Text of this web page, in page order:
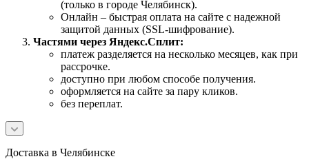
(только в городе Челябинск).
Онлайн – быстрая оплата на сайте с надежной
защитой данных (SSL-шифрование).
Частями через Яндекс.Сплит:
платеж разделяется на несколько месяцев, как при
рассрочке.
доступно при любом способе получения.
оформляется на сайте за пару кликов.
без переплат.
Доставка в Челябинске